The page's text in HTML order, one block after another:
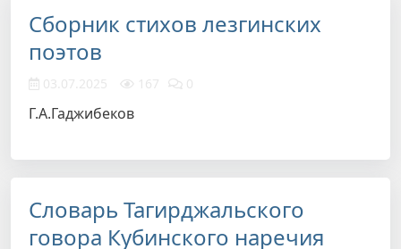
Сборник стихов лезгинских
поэтов
03.07.2025 167 0
Г.А.Гаджибеков
Словарь Тагирджальского
говора Кубинского наречия